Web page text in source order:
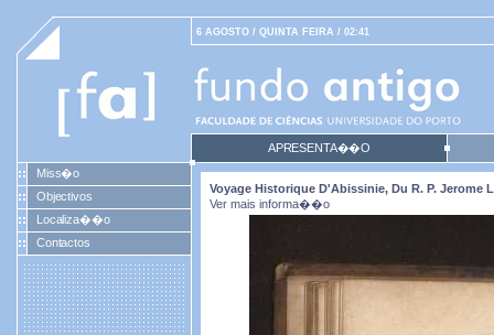
6 AGOSTO / QUINTA FEIRA / 02:41
APRESENTA��O
Miss�o
Objectivos
Localiza��o
Contactos
Voyage Historique D'Abissinie, Du R. P. Jerome
Ver mais informa��o